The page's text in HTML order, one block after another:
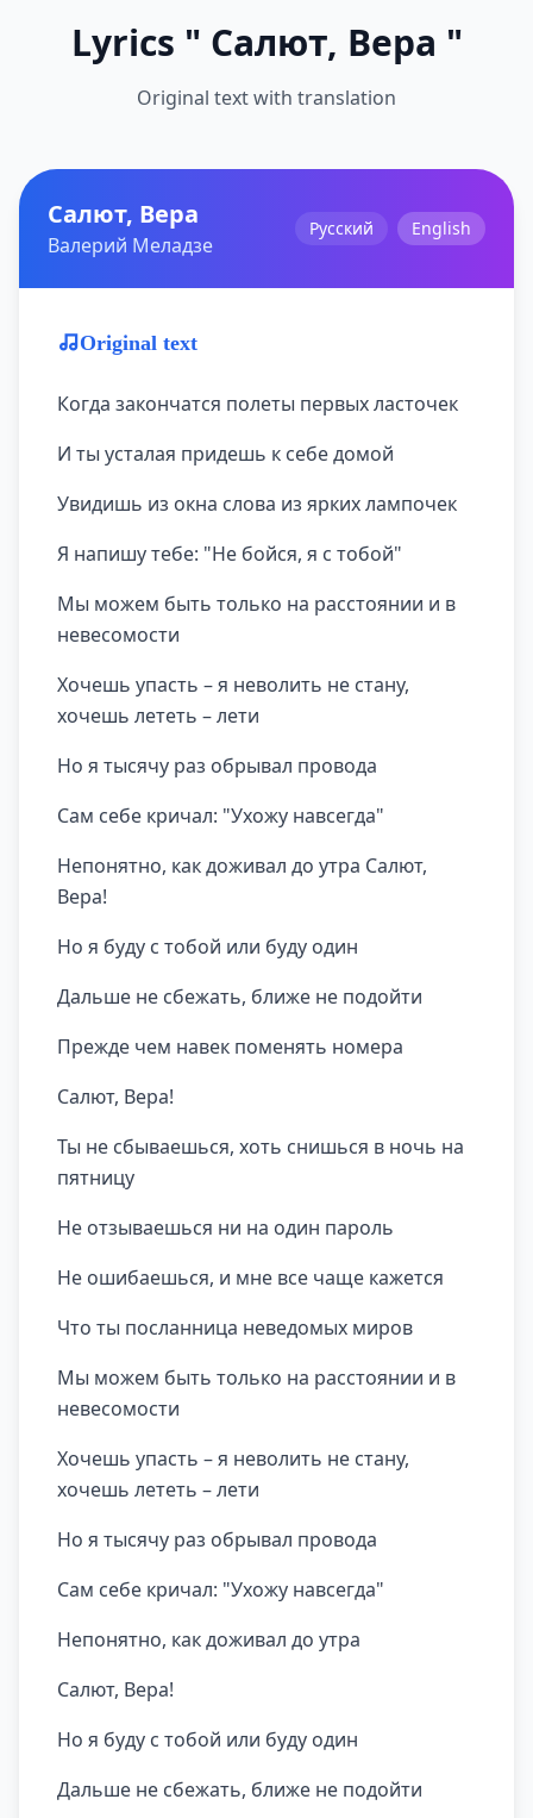
Lyrics " Салют, Вера "
Original text with translation
Салют, Вера
Валерий Меладзе
Русский English
Original text
Когда закончатся полеты первых ласточек
И ты усталая придешь к себе домой
Увидишь из окна слова из ярких лампочек
Я напишу тебе: "Не бойся, я с тобой"
Мы можем быть только на расстоянии и в
невесомости
Хочешь упасть – я неволить не стану,
хочешь лететь – лети
Но я тысячу раз обрывал провода
Сам себе кричал: "Ухожу навсегда"
Непонятно, как доживал до утра Салют,
Вера!
Но я буду с тобой или буду один
Дальше не сбежать, ближе не подойти
Прежде чем навек поменять номера
Салют, Вера!
Ты не сбываешься, хоть снишься в ночь на
пятницу
Не отзываешься ни на один пароль
Не ошибаешься, и мне все чаще кажется
Что ты посланница неведомых миров
Мы можем быть только на расстоянии и в
невесомости
Хочешь упасть – я неволить не стану,
хочешь лететь – лети
Но я тысячу раз обрывал провода
Сам себе кричал: "Ухожу навсегда"
Непонятно, как доживал до утра
Салют, Вера!
Но я буду с тобой или буду один
Дальше не сбежать, ближе не подойти